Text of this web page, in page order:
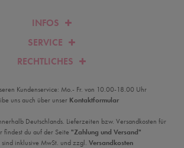
INFOS
SERVICE
RECHTLICHES
Kundenservice: Mo.- Fr. von 10.00-18.00 Uhr
uns auch über unser Kontaktformular
Deutschlands. Lieferzeiten bzw. Versandkosten für
findest du auf der Seite "Zahlung und Versand"
sind inklusive MwSt. und zzgl. Versandkosten